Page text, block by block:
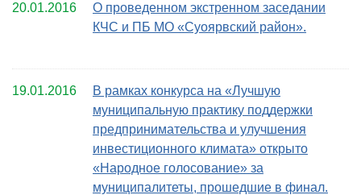
20.01.2016
О проведенном экстренном заседании
КЧС и ПБ МО «Суоярвский район».
19.01.2016
В рамках конкурса на «Лучшую
муниципальную практику поддержки
предпринимательства и улучшения
инвестиционного климата» открыто
«Народное голосование» за
муниципалитеты, прошедшие в финал.